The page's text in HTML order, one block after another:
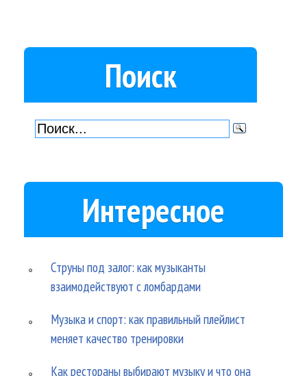
Поиск
Интересное
Струны под залог: как музыканты
взаимодействуют с ломбардами
Музыка и спорт: как правильный плейлист
меняет качество тренировки
Как рестораны выбирают музыку и что она